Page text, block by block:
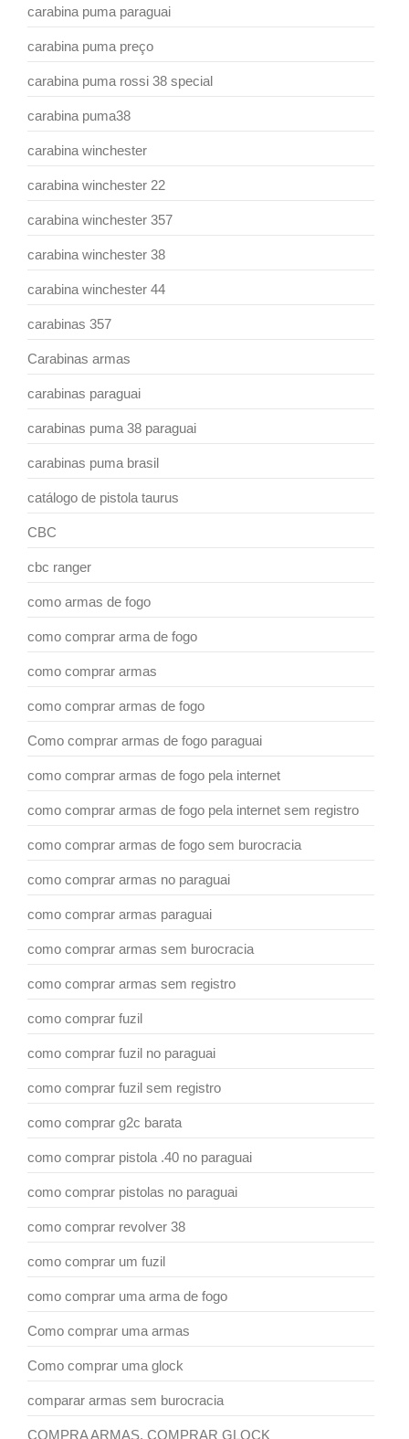
carabina puma paraguai
carabina puma preço
carabina puma rossi 38 special
carabina puma38
carabina winchester
carabina winchester 22
carabina winchester 357
carabina winchester 38
carabina winchester 44
carabinas 357
Carabinas armas
carabinas paraguai
carabinas puma 38 paraguai
carabinas puma brasil
catálogo de pistola taurus
CBC
cbc ranger
como armas de fogo
como comprar arma de fogo
como comprar armas
como comprar armas de fogo
Como comprar armas de fogo paraguai
como comprar armas de fogo pela internet
como comprar armas de fogo pela internet sem registro
como comprar armas de fogo sem burocracia
como comprar armas no paraguai
como comprar armas paraguai
como comprar armas sem burocracia
como comprar armas sem registro
como comprar fuzil
como comprar fuzil no paraguai
como comprar fuzil sem registro
como comprar g2c barata
como comprar pistola .40 no paraguai
como comprar pistolas no paraguai
como comprar revolver 38
como comprar um fuzil
como comprar uma arma de fogo
Como comprar uma armas
Como comprar uma glock
comparar armas sem burocracia
COMPRA ARMAS. COMPRAR GLOCK